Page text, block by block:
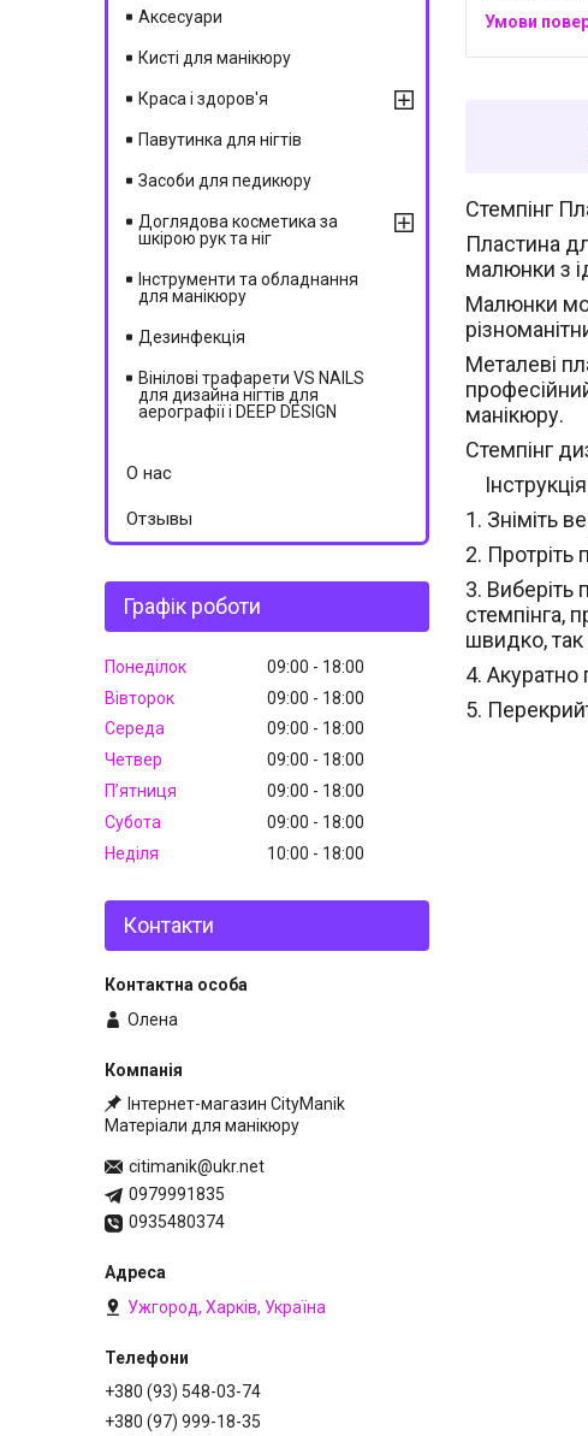
Стемпінг
Пластина
малюнки з
Малюнки
Металеві
манікюру.
Стемпінг
1. Зніміть
2. Протріть
3. Виберіть
стемпінга,
швидко, так
4. Акуратно
5.
Аксесуари
Кисті для манікюру
Краса і здоров'я
Павутинка для нігтів
Засоби для педикюру
Доглядова косметика за
шкірою рук та ніг
Інструменти та обладнання
для манікюру
Дезинфекція
Вінілові трафарети VS NAILS
для дизайна нігтів для
аерографії і DEEP DESIGN
О нас
Отзывы
Графік роботи
Понеділок 09:00
18:00
Вівторок
09:00
18:00
Середа
09:00
18:00
Четвер
09:00
18:00
Пʼятниця
09:00
18:00
Субота
09:00
18:00
Неділя
10:00 18:00
Контакти
Олена
Інтернет-магазин CityManik
Матеріали для манікюру
citimanik@ukr.net
0979991835
0935480374
Ужгород, Харків, Україна
+380 (93) 548-03-74
+380 (97) 999-18-35